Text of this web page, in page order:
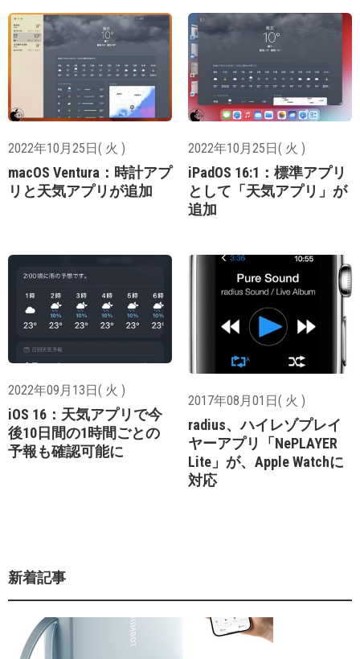
2022年10月25日( 火 )
macOS Ventura：時計アプ
リと天気アプリが追加
2022年10月25日( 火 )
iPadOS 16:1：標準アプリ
として「天気アプリ」が
追加
2022年09月13日( 火 )
iOS 16：天気アプリで今
後10日間の1時間ごとの
予報も確認可能に
2017年08月01日( 火 )
radius、ハイレゾプレイ
ヤーアプリ「NePLAYER
Lite」が、Apple Watchに
対応
新着記事